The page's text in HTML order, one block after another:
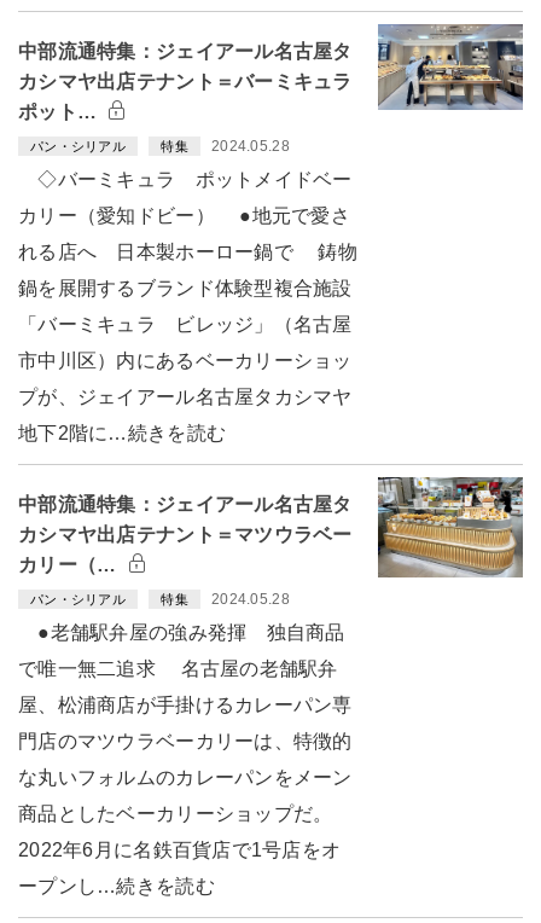
中部流通特集：ジェイアール名古屋タ
カシマヤ出店テナント＝バーミキュラ
ポット…
パン・シリアル 特集 2024.05.28
◇バーミキュラ ポットメイドベー
カリー（愛知ドビー） ●地元で愛さ
れる店へ 日本製ホーロー鍋で 鋳物
鍋を展開するブランド体験型複合施設
「バーミキュラ ビレッジ」（名古屋
市中川区）内にあるベーカリーショッ
プが、ジェイアール名古屋タカシマヤ
地下2階に…続きを読む
中部流通特集：ジェイアール名古屋タ
カシマヤ出店テナント＝マツウラベー
カリー（…
パン・シリアル 特集 2024.05.28
●老舗駅弁屋の強み発揮 独自商品
で唯一無二追求 名古屋の老舗駅弁
屋、松浦商店が手掛けるカレーパン専
門店のマツウラベーカリーは、特徴的
な丸いフォルムのカレーパンをメーン
商品としたベーカリーショップだ。
2022年6月に名鉄百貨店で1号店をオ
ープンし…続きを読む